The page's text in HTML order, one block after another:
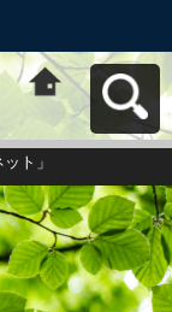
江東区コミュニ
ティ活動支援サ
イト「ことこみ
ゅネット」へ戻
る
ト」